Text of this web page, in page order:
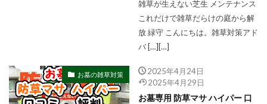
雑草が生えない芝生 メンテナンス
これだけで雑草だらけの庭から解
放 緑守 こんにちは。雑草対策アド
バ […][…]
お墓の雑草対策
2025年4月24日
2025年4月29日
お墓専用 防草マサ ハイパー 口